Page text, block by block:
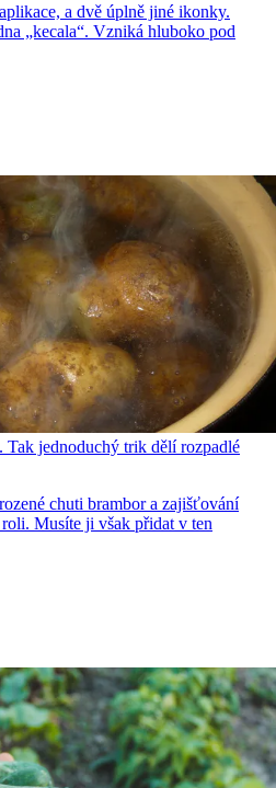
a dvě úplně jiné ikonky.
„kecala“. Vzniká hluboko pod
Tak jednoduchý trik dělí rozpadlé
chuti brambor a zajišťování
Musíte ji však přidat v ten